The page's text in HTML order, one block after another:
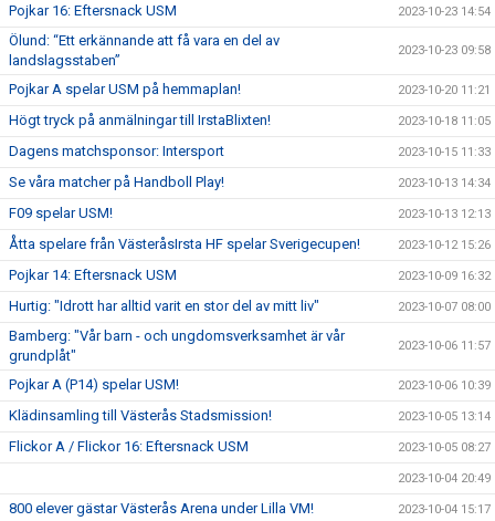
Pojkar 16: Eftersnack USM 2023-10-23 14:54
Ölund: “Ett erkännande att få vara en del av
landslagsstaben”
2023-10-23 09:58
Pojkar A spelar USM på hemmaplan! 2023-10-20 11:21
Högt tryck på anmälningar till IrstaBlixten! 2023-10-18 11:05
Dagens matchsponsor: Intersport 2023-10-15 11:33
Se våra matcher på Handboll Play! 2023-10-13 14:34
F09 spelar USM! 2023-10-13 12:13
Åtta spelare från VästeråsIrsta HF spelar Sverigecupen! 2023-10-12 15:26
Pojkar 14: Eftersnack USM 2023-10-09 16:32
Hurtig: "Idrott har alltid varit en stor del av mitt liv" 2023-10-07 08:00
Bamberg: "Vår barn - och ungdomsverksamhet är vår
grundplåt"
2023-10-06 11:57
Pojkar A (P14) spelar USM! 2023-10-06 10:39
Klädinsamling till Västerås Stadsmission! 2023-10-05 13:14
Flickor A / Flickor 16: Eftersnack USM 2023-10-05 08:27
2023-10-04 20:49
800 elever gästar Västerås Arena under Lilla VM! 2023-10-04 15:17